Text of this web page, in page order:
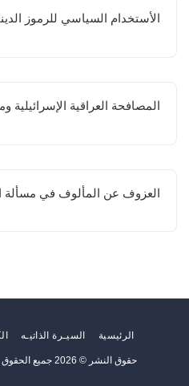
الأستخدام السياسي للرموز
المصافحة العراقية الإسرائيلية
العزوف عن المألوف في مسألة
الرئيسية السيـرة الذاتيـه
حقوق النشر © 2026 جميع الحقوق محفوظة -